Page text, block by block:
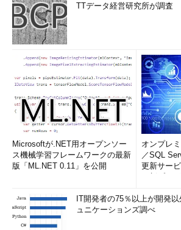
TTデータ経営研究所が調査
Microsoftが.NET用オープンソー
ス機械学習フレームワークの最新
版「ML.NET 0.11」を公開
オンプレ
／SQL
更新サー
IT開発者の75％以上が開発
ュニケーションズ調べ